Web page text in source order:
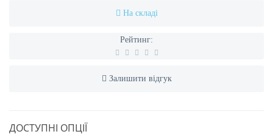
На складі
Рейтинг:
Залишити відгук
ДОСТУПНІ ОПЦІЇ